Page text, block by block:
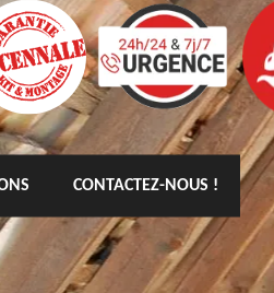
CONTACTEZ-NOUS !